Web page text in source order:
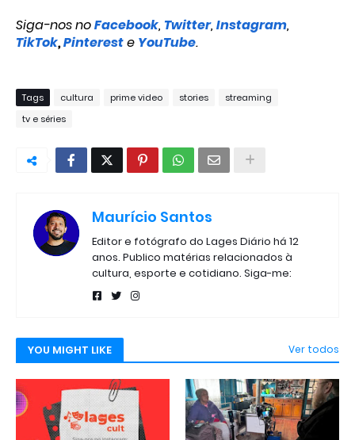
Siga-nos noFacebook, Twitter, Instagram,
TikTok,Pintereste YouTube.
Tags cultura prime video stories
streaming
tv e séries
Maurício Santos
Editor e fotógrafo do Lages Diário há 12
anos. Publico matérias relacionados à
cultura, esporte e cotidiano. Siga-me:
YOU MIGHT LIKE Ver todos